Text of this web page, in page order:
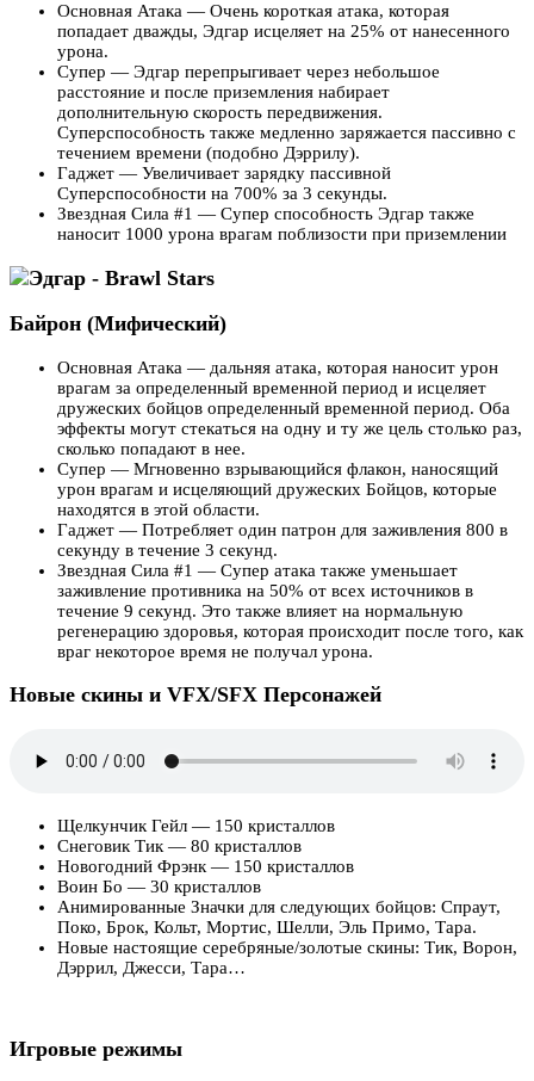
Основная Атака — Очень короткая атака, которая
попадает дважды, Эдгар исцеляет на 25% от нанесенного
урона.
Супер — Эдгар перепрыгивает через небольшое
расстояние и после приземления набирает
дополнительную скорость передвижения.
Суперспособность также медленно заряжается пассивно с
течением времени (подобно Дэррилу).
Гаджет — Увеличивает зарядку пассивной
Суперспособности на 700% за 3 секунды.
Звездная Сила #1 — Супер способность Эдгар также
наносит 1000 урона врагам поблизости при приземлении
Байрон (Мифический)
Основная Атака — дальняя атака, которая наносит урон
врагам за определенный временной период и исцеляет
дружеских бойцов определенный временной период. Оба
эффекты могут стекаться на одну и ту же цель столько раз,
сколько попадают в нее.
Супер — Мгновенно взрывающийся флакон, наносящий
урон врагам и исцеляющий дружеских Бойцов, которые
находятся в этой области.
Гаджет — Потребляет один патрон для заживления 800 в
секунду в течение 3 секунд.
Звездная Сила #1 — Супер атака также уменьшает
заживление противника на 50% от всех источников в
течение 9 секунд. Это также влияет на нормальную
регенерацию здоровья, которая происходит после того, как
враг некоторое время не получал урона.
Новые скины и VFX/SFX Персонажей
Щелкунчик Гейл — 150 кристаллов
Снеговик Тик — 80 кристаллов
Новогодний Фрэнк — 150 кристаллов
Воин Бо — 30 кристаллов
Анимированные Значки для следующих бойцов: Спраут,
Поко, Брок, Кольт, Мортис, Шелли, Эль Примо, Тара.
Новые настоящие серебряные/золотые скины: Тик, Ворон,
Дэррил, Джесси, Тара…
Игровые режимы